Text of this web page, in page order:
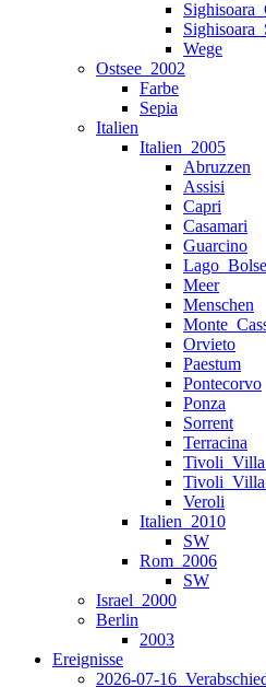
Wege
Ostsee_2002
Farbe
Sepia
Italien
Italien_2005
Abruzzen
Assisi
Capri
Casamari
Guarcino
Meer
Menschen
Orvieto
Paestum
Pontecorvo
Ponza
Sorrent
Terracina
Veroli
Italien_2010
SW
Rom_2006
SW
Israel_2000
Berlin
2003
Ereignisse
2026-07-